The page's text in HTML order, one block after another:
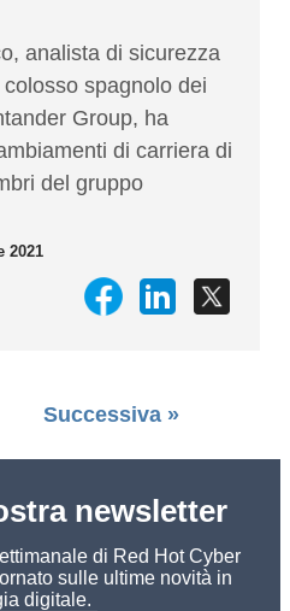
analista di sicurezza
spagnolo dei
Group, ha
di carriera di
del gruppo
2021
Successiva »
newsletter
di Red Hot Cyber
sulle ultime novità in
digitale.